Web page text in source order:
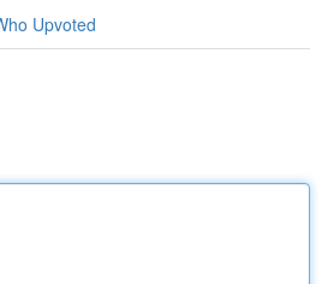
Upvoted